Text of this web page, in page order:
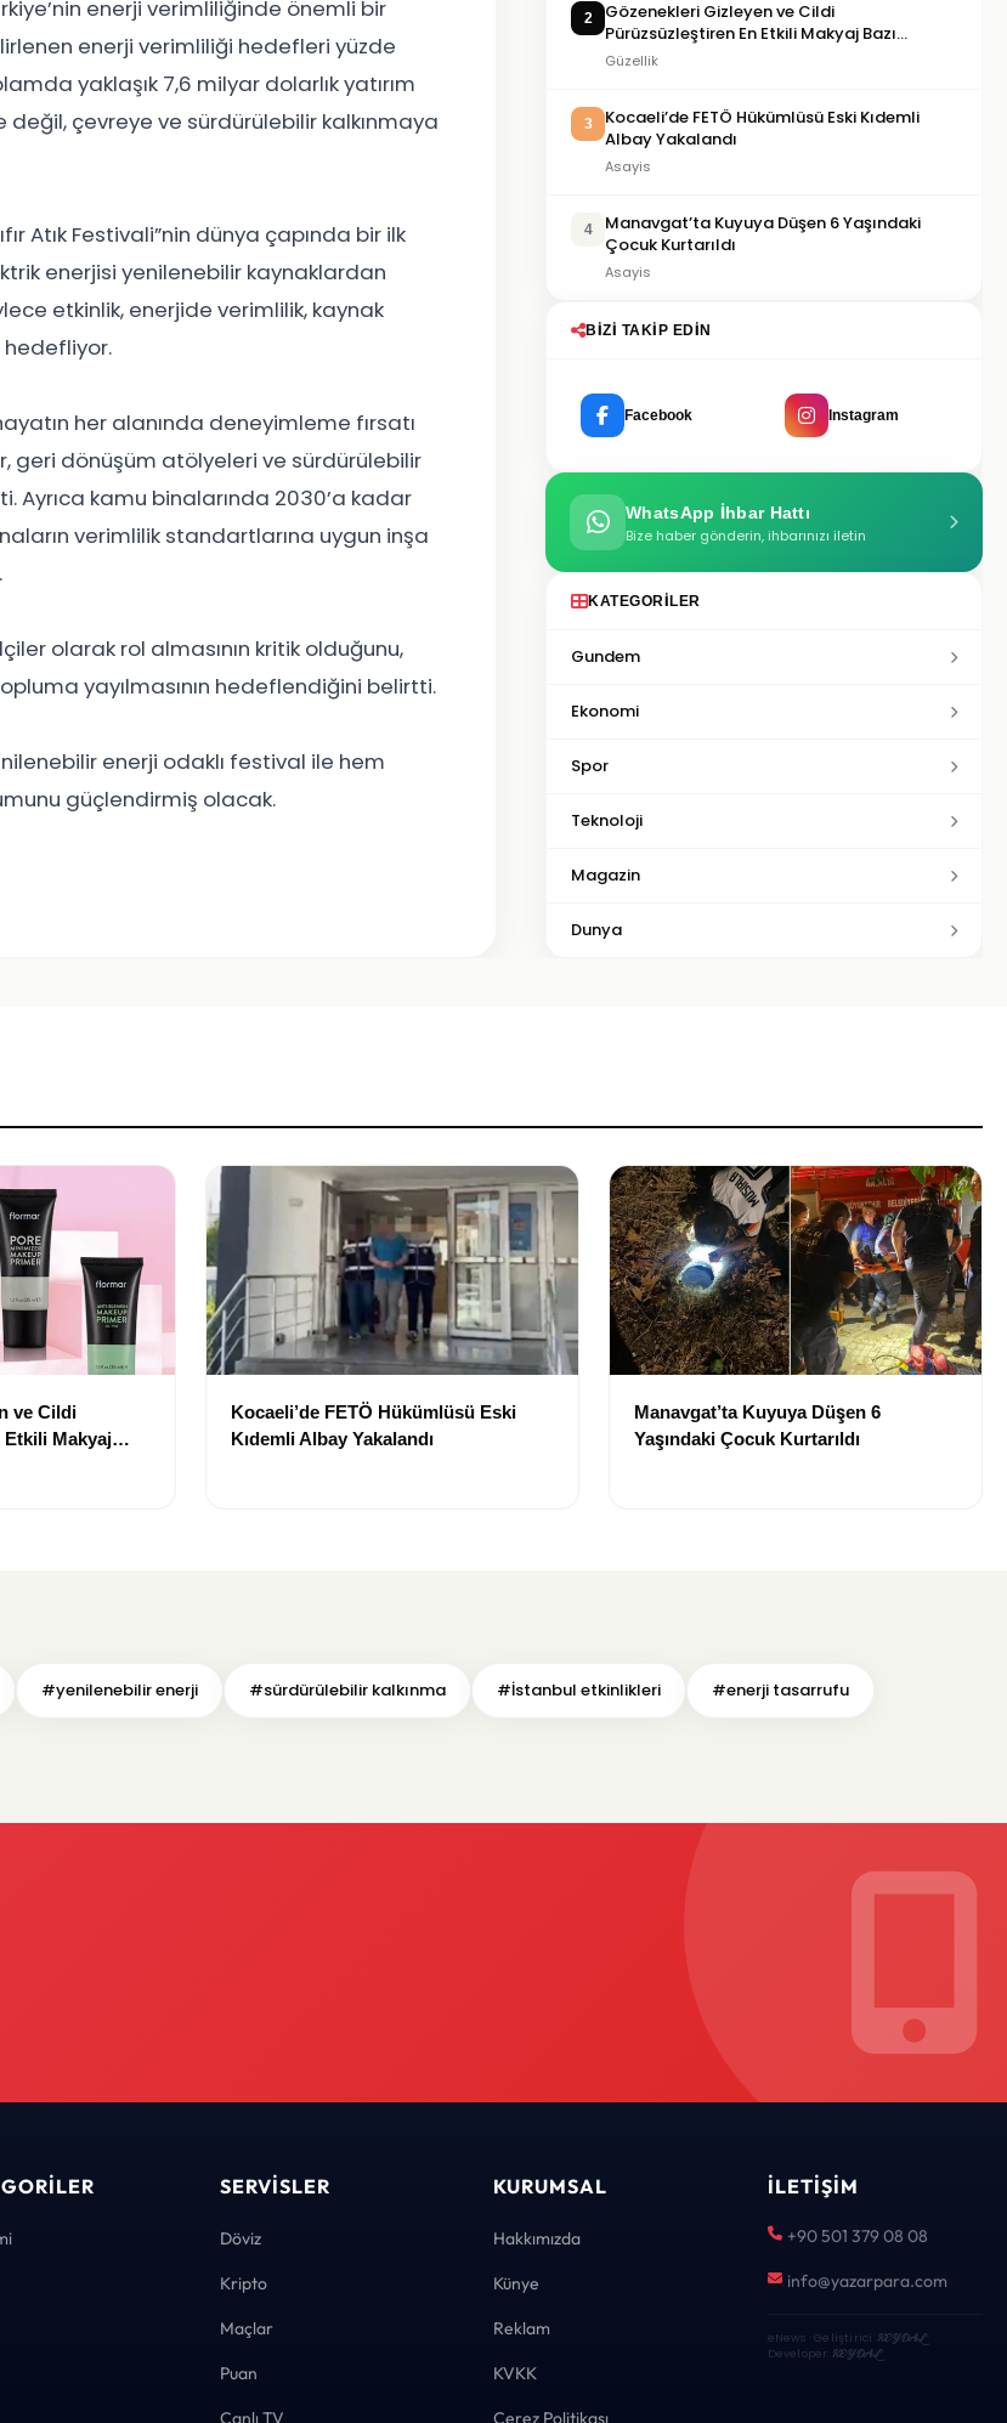
enerji verimliliğinde önemli bir
enerji verimliliği hedefleri yüzde
yaklaşık 7,6 milyar dolarlık yatırım
çevreye ve sürdürülebilir kalkınmaya
Atık Festivali”nin dünya çapında bir ilk
enerjisi yenilenebilir kaynaklardan
etkinlik, enerjide verimlilik, kaynak
her alanında deneyimleme fırsatı
geri dönüşüm atölyeleri ve sürdürülebilir
Ayrıca kamu binalarında 2030’a kadar
verimlilik standartlarına uygun inşa
olarak rol almasının kritik olduğunu,
yayılmasının hedeflendiğini belirtti.
enerji odaklı festival ile hem
güçlendirmiş olacak.
2
Gözenekleri Gizleyen ve Cildi
Pürüzsüzleştiren En Etkili Makyaj Bazı
Önerileri
Güzellik
3
Kocaeli’de FETÖ Hükümlüsü Eski Kıdemli
Albay Yakalandı
Asayis
4
Manavgat’ta Kuyuya Düşen 6 Yaşındaki
Çocuk Kurtarıldı
Asayis
BIZI TAKIP EDIN
Facebook Instagram
WhatsApp İhbar Hattı
Bize haber gönderin, ihbarınızı iletin
KATEGORILER
Gundem
Ekonomi
Spor
Teknoloji
Magazin
Dunya
ve Cildi
Makyaj
Kocaeli’de FETÖ Hükümlüsü Eski
Kıdemli Albay Yakalandı
Manavgat’ta Kuyuya Düşen 6
Yaşındaki Çocuk Kurtarıldı
#yenilenebilir enerji #sürdürülebilir kalkınma #İstanbul etkinlikleri #enerji tasarrufu
SERVISLER
Döviz
Kripto
Maçlar
Puan
Canlı TV
KURUMSAL
Hakkımızda
Künye
Reklam
KVKK
Çerez Politikası
İLETIŞIM
+90 501 379 08 08
info@yazarpara.com
eNews · Geliştirici KEYDAL·
Developer KEYDAL